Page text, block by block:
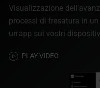
Visualizzazione
processi di fresatura in
un'app sui vostri
PLAY VIDEO